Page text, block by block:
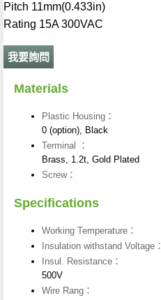
Pitch 11mm(0.433in)
Rating 15A 300VAC
我要詢問
Materials
Plastic Housing：
0 (option), Black
Terminal ：
Brass, 1.2t, Gold Plated
Screw：
Specifications
Working Temperature：
Insulation withstand Voltage：
Insul. Resistance：
500V
Wire Rang：